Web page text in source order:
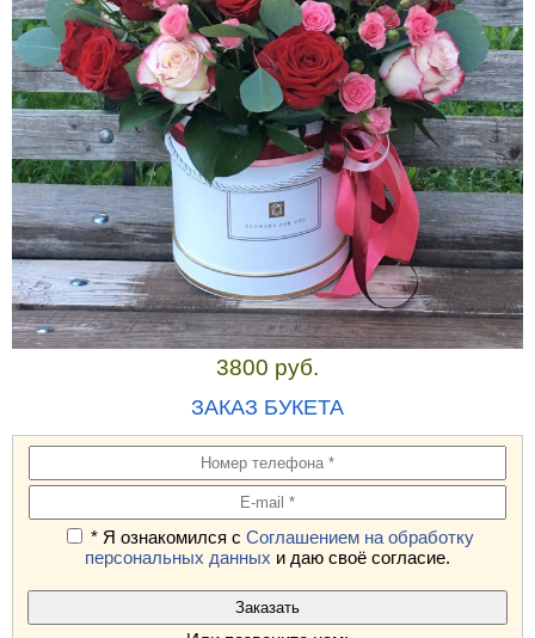
3800 руб.
ЗАКАЗ БУКЕТА
* Я ознакомился с Соглашением на обработку
персональных данных и даю своё согласие.